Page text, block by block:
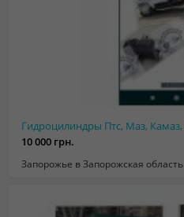
10 000 грн.
Запорожье в Запорожская область